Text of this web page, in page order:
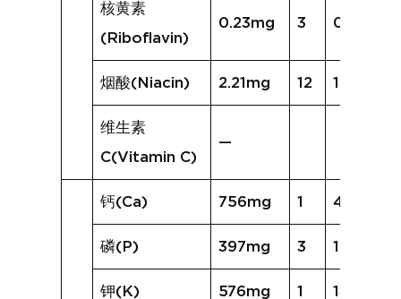
核黄素
(Riboflavin)
0.23mg 3 0.09mg
烟酸(Niacin) 2.21mg 12 1.52mg
维生素
C(Vitamin C)
—
钙(Ca) 756mg 1 46mg
磷(P) 397mg 3 101mg
钾(K) 576mg 1 143mg